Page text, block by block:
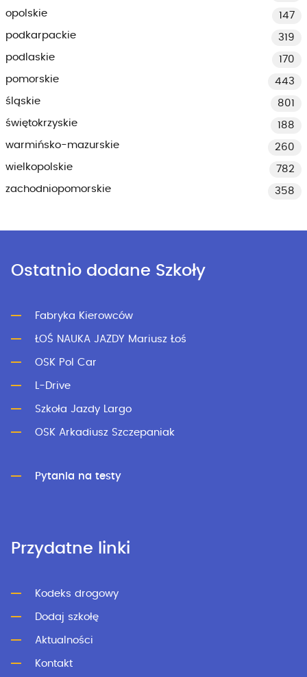
opolskie
147
podkarpackie
319
podlaskie
170
pomorskie
443
śląskie
801
świętokrzyskie
188
warmińsko-mazurskie
260
wielkopolskie
782
zachodniopomorskie
358
Ostatnio dodane Szkoły
Fabryka Kierowców
ŁOŚ NAUKA JAZDY Mariusz Łoś
OSK Pol Car
L-Drive
Szkoła Jazdy Largo
OSK Arkadiusz Szczepaniak
Pytania na testy
Przydatne linki
Kodeks drogowy
Dodaj szkołę
Aktualności
Kontakt